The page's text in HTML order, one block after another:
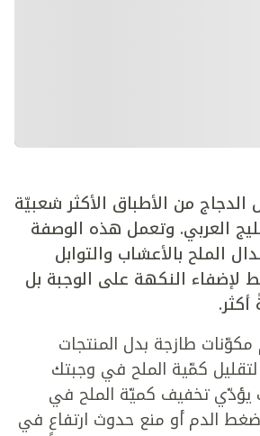
من الأطباق الأكثر شعبيّة
العربي. وتعمل هذه الوصفة
الملح بالأعشاب والتوابل
لإضفاء النكهة على الوجبة بل
طازجة بدل المنتجات
لتقليل كمّية الملح في وجبتك
تخفيف كميّة الملح في
الدم أو منع حدوث ارتفاعٍ في